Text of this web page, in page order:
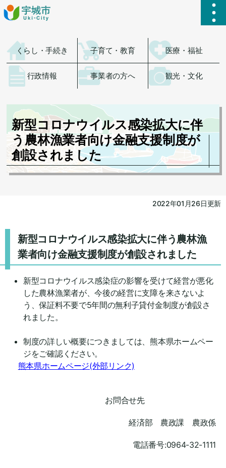
ハ
くらし・手続き 子育て・教育 医療・福祉
行政情報 事業者の方へ 観光・文化
新型コロナウイルス感染拡大に伴
う農林漁業者向け金融支援制度が
創設されました
2022年01月26日更新
新型コロナウイルス感染拡大に伴う農林漁
業者向け金融支援制度が創設されました
新型コロナウイルス感染症の影響を受けて経営が悪化
した農林漁業者が、今後の経営に支障を来さないよ
う、保証料不要で5年間の無利子貸付金制度が創設さ
れました。
制度の詳しい概要につきましては、熊本県ホームペー
ジをご確認ください。
熊本県ホームページ(外部リンク)
お問合せ先
経済部 農政課 農政係
電話番号:0964-32-1111